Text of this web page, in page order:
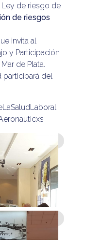
Ley de riesgo de
de riesgos
invita al
y Participación
de Plata.
participará del